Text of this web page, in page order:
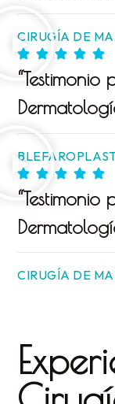
CIRUGÍA DE
CIRUGÍA DE